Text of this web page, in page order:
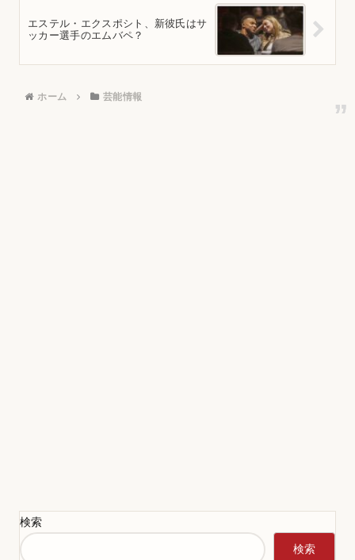
エステル・エクスポシト、新彼氏はサ
ッカー選手のエムバペ？
ホーム 芸能情報
検索
検索